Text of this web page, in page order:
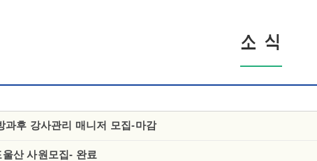
소 식
과후 강사관리 매니저 모집-마감
산 사원모집- 완료